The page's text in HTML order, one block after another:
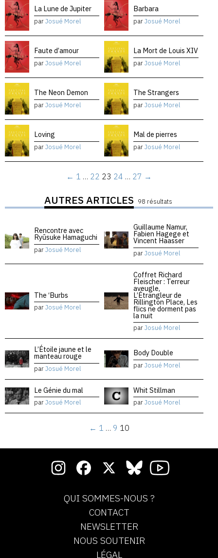
La Lune de Jupiter
parJosué Morel
Barbara
parJosué Morel
Faute d’amour
parJosué Morel
La Mort de Louis XIV
parJosué Morel
The Neon Demon
parJosué Morel
The Strangers
parJosué Morel
Loving
parJosué Morel
Mal de pierres
parJosué Morel
← 1 … 22 23 24 … 27 →
AUTRES ARTICLES 98 résultats
Rencontre avec
Ryūsuke Hamaguchi
parJosué Morel
Guillaume Namur,
Fabien Hagege et
Vincent Haasser
parJosué Morel
The ‘Burbs
parJosué Morel
Coffret Richard
Fleischer : Terreur
aveugle,
L’Étrangleur de
Rillington Place, Les
flics ne dorment pas
la nuit
parJosué Morel
L’Étoile jaune et le
manteau rouge
parJosué Morel
Body Double
parJosué Morel
Le Génie du mal
parJosué Morel
Whit Stillman
parJosué Morel
← 1 … 9 10
QUI SOMMES-NOUS ?
CONTACT
NEWSLETTER
NOUS SOUTENIR
LÉGAL